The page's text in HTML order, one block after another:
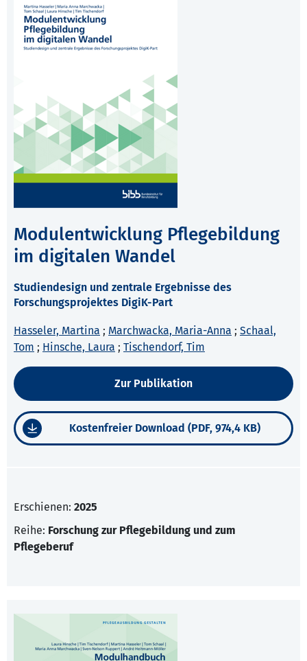
Modulentwicklung Pflegebildung
im digitalen Wandel
Studiendesign und zentrale Ergebnisse des
Forschungsprojektes DigiK-Part
Hasseler, Martina ; Marchwacka, Maria-Anna ; Schaal,
Tom ; Hinsche, Laura ; Tischendorf, Tim
Zur Publikation
Kostenfreier Download (PDF, 974,4 KB)
Erschienen: 2025
Reihe: Forschung zur Pflegebildung und zum
Pflegeberuf